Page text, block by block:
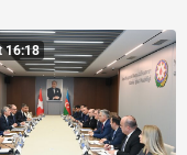
16:18